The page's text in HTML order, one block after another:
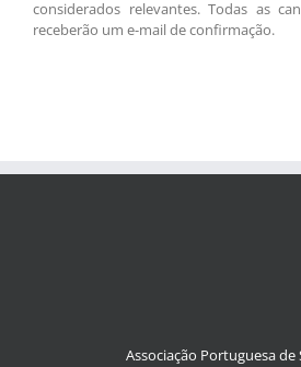
considerados relevantes. Todas as
receberão um e-mail de confirmação.
Associação Portuguesa de